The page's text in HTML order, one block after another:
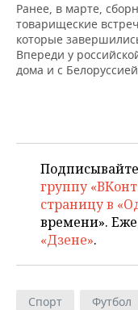
КИБЕРСПОРТ
ФИГУРНОЕ
КУЛЬТУРА
МЕДИЦИНА
СПИСОК
Ранее, в марте,
товарищеские
которые
Впереди у
дома и с
группу
страницу в
времени».
«Дзене».
Спорт Футбол